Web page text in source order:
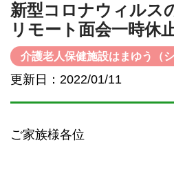
新型コロナウィルス
リモート面会一時休
介護老人保健施設はまゆう（
更新日：2022/01/11
ご家族様各位